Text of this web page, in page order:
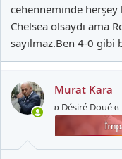
cehenneminde herşey
Chelsea olsaydı ama
sayılmaz.Ben 4-0 gibi
Murat Kara
ʚ Désiré Doué ɞ